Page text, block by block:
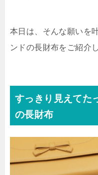
本日は、そんな願いを
ンドの長財布をご紹介
すっきり見えてた
の長財布